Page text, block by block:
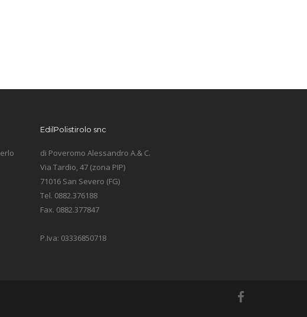
EdilPolistirolo snc
di Poveromo Alessandro A.& C.
Via Tardio, 47 (zona PIP)
71016 San Severo (FG)
Tel. 0882.376188
Fax. 0882.377847
P.Iva: 03336850718